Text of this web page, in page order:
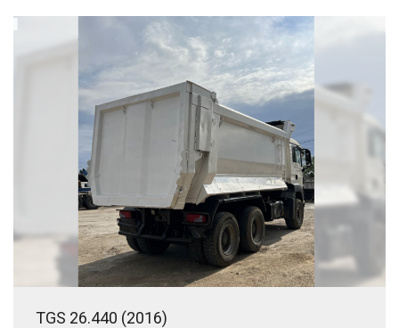
TGS 26.440 (2016)